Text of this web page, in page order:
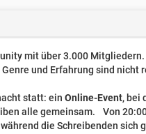
mit über 3.000 Mitgliedern.
Genre und Erfahrung sind
statt: ein Online-Event, bei
alle gemeinsam. Von
die Schreibenden